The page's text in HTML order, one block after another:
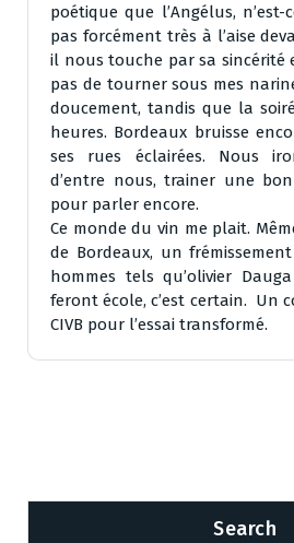
poétique que l’Angélus, n’est-
pas forcément très à l’aise
il nous touche par sa sincérité
pas de tourner sous mes
doucement, tandis que la
heures. Bordeaux bruisse
ses rues éclairées. Nous
d’entre nous, trainer une
pour parler encore.
Ce monde du vin me plait.
de Bordeaux, un
hommes tels qu’olivier
feront école, c’est certain. Un
CIVB pour l’essai transformé.
Search